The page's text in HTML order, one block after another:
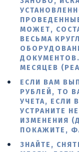
МОЖЕТ,
ВЕСЬМА
МЕСЯЦЕВ
ЕСЛИ ВАМ
РУБЛЕЙ, ТО
УЧЕТА, ЕСЛИ
УСТРАНИТЕ
ИЗМЕНЕНИЯ
ПОКАЖИТЕ,
ЗНАЙТЕ,